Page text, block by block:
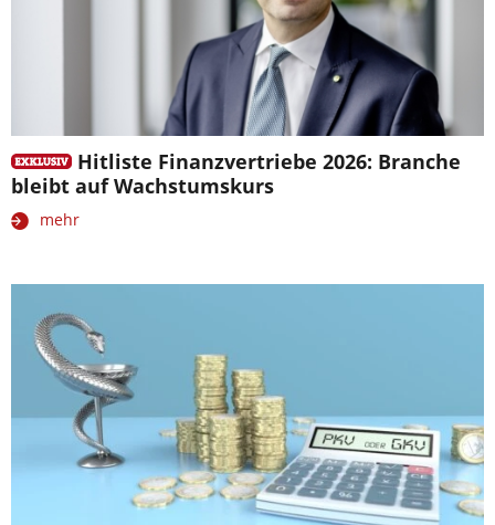
Hitliste Finanzvertriebe 2026: Branche
bleibt auf Wachstumskurs
mehr